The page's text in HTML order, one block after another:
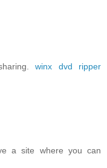
winx dvd ripper
a site where you can